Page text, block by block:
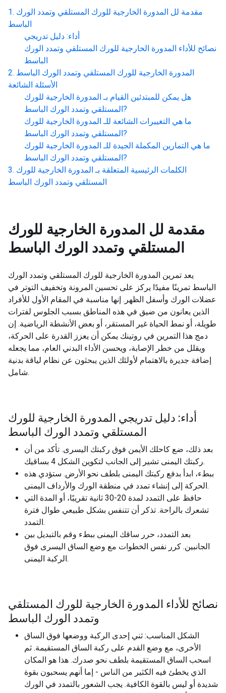
مقدمة لل المدورة الخارجية للورك المستلقي وتمدد الورك
الباسط
أداء: دليل تدريجي
نصائح للأداء المدورة الخارجية للورك المستلقي وتمدد الورك
الباسط
المدورة الخارجية للورك المستلقي وتمدد الورك الباسط
الأسئلة الشائعة
هل يمكن للمبتدئين القيام بـ المدورة الخارجية للورك
المستلقي وتمدد الورك الباسط?
ما هي التغييرات الشائعة للـ المدورة الخارجية للورك
المستلقي وتمدد الورك الباسط?
ما هي التمارين المكملة الجيدة للـ المدورة الخارجية للورك
المستلقي وتمدد الورك الباسط?
الكلمات الرئيسية المتعلقة بـ المدورة الخارجية للورك
المستلقي وتمدد الورك الباسط
مقدمة لل المدورة الخارجية للورك
المستلقي وتمدد الورك الباسط
يعد تمرين المدورة الخارجية للورك المستلقي وتمدد الورك
الباسط تمرينًا مفيدًا يركز على تحسين المرونة وتخفيف التوتر في
عضلات الورك وأسفل الظهر. إنها مناسبة في المقام الأول للأفراد
الذين يعانون من ضيق في هذه المناطق بسبب الجلوس لفترات
طويلة، أو نمط الحياة غير المستقر، أو بعض الأنشطة الرياضية. إن
دمج هذا التمرين في روتينك يمكن أن يعزز القدرة على الحركة،
ويقلل من خطر الإصابة، ويحسن الأداء البدني العام، مما يجعله
إضافة جديرة بالاهتمام لأولئك الذين يبحثون عن نظام لياقة بدنية
شامل.
أداء: دليل تدريجي المدورة الخارجية للورك
المستلقي وتمدد الورك الباسط
بعد ذلك، ضع كاحلك الأيمن فوق ركبتك اليسرى. تأكد من أن
ركبتك اليمنى تشير إلى الجانب لتكوين الشكل 4 بساقيك.
ببطء، ابدأ بدفع ركبتك اليمنى بلطف نحو الأرض. ستؤدي هذه
الحركة إلى إنشاء تمدد في منطقة الورك والأرداف اليمنى.
حافظ على التمدد لمدة 20-30 ثانية تقريبًا، أو المدة التي
تشعرك بالراحة. تذكر أن تتنفس بشكل طبيعي طوال فترة
التمدد.
بعد التمدد، حرر ساقك اليمنى ببطء وقم بالتبديل بين
الجانبين. كرر نفس الخطوات مع وضع الساق اليسرى فوق
الركبة اليمنى.
نصائح للأداء المدورة الخارجية للورك المستلقي
وتمدد الورك الباسط
الشكل المناسب: ثني إحدى الركبة ووضعها فوق الساق
الأخرى، مع وضع القدم على ركبة الساق المستقيمة. ثم
اسحب الساق المستقيمة بلطف نحو صدرك. هذا هو المكان
الذي يخطئ فيه الكثير من الناس - إما أنهم يسحبون بقوة
شديدة أو ليس بالقوة الكافية. يجب الشعور بالتمدد في الورك